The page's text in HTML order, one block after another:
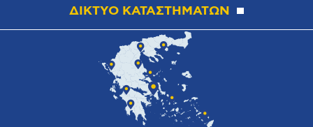
ΔΙΚΤΥΟ ΚΑΤΑΣΤΗΜΑΤΩΝ